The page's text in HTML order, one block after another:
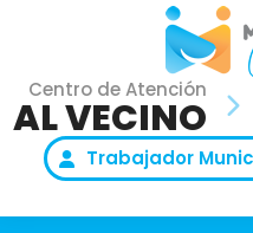
Centro de Atención
AL VECINO
Trabajador